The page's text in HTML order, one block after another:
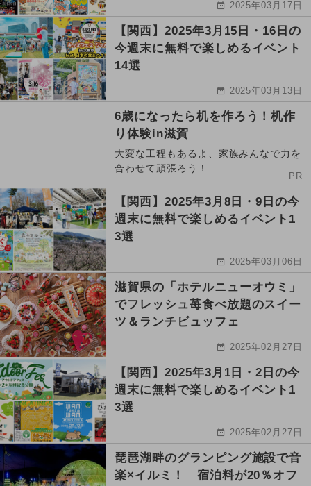
2025年03月17日
【関西】2025年3月15日・16日の
今週末に無料で楽しめるイベント
14選
2025年03月13日
6歳になったら机を作ろう！机作
り体験in滋賀
大変な工程もあるよ、家族みんなで力を
合わせて頑張ろう！
PR
【関西】2025年3月8日・9日の今
週末に無料で楽しめるイベント1
3選
2025年03月06日
滋賀県の「ホテルニューオウミ」
でフレッシュ苺食べ放題のスイー
ツ＆ランチビュッフェ
2025年02月27日
【関西】2025年3月1日・2日の今
週末に無料で楽しめるイベント1
3選
2025年02月27日
琵琶湖畔のグランピング施設で音
楽×イルミ！ 宿泊料が20％オフ